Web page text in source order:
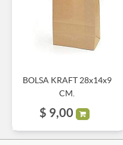
BOLSA KRAFT 28x14x9
CM.
$ 9,00